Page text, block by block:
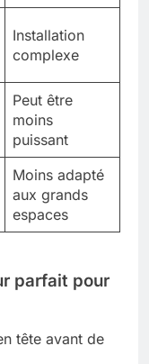
Installation
complexe
Peut être
moins
puissant
Moins adapté
aux grands
espaces
parfait pour
tête avant de